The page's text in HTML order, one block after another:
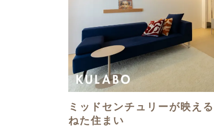
ミッドセンチュリーが映え
ねた住まい